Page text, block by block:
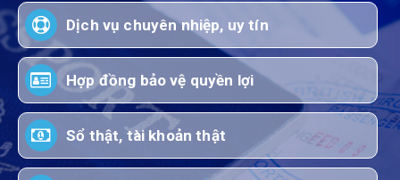
Dịch vụ chuyên nhiệp, uy tín
Hợp đồng bảo vệ quyền lợi
Sổ thật, tài khoản thật